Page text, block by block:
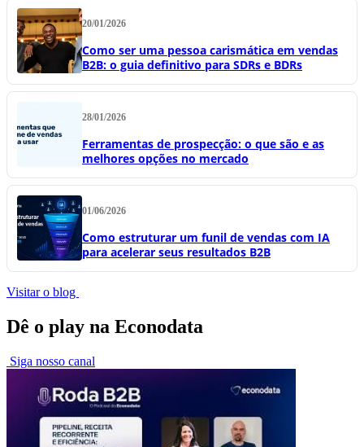
20/01/2026
Como ser uma pessoa carismática em vendas
B2B: o guia definitivo para SDRs e BDRs
28/01/2026
Ferramentas de prospecção: o que são e as
melhores opções no mercado
01/06/2026
Como estruturar um funil de vendas com IA
para acelerar seus resultados B2B
Visitar o blog
Dê o play na Econodata
Siga nosso canal